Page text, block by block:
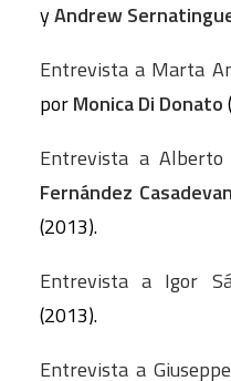
yAndrew
Entrevista a Marta
porMonica Di Donato
Entrevista a Alberto
Fernández
(2013).
Entrevista a Igor
(2013).
Entrevista a